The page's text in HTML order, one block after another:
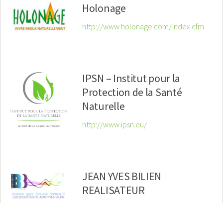
Holonage
http://www.holonage.com/index.cfm
IPSN – Institut pour la
Protection de la Santé
Naturelle
http://www.ipsn.eu/
JEAN YVES BILIEN
REALISATEUR